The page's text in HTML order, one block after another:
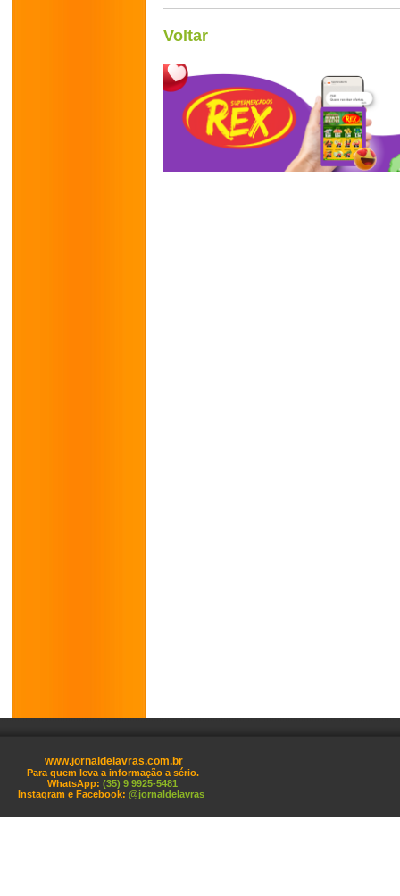
Voltar
www.jornaldelavras.com.br
Para quem leva a informação a sério.
WhatsApp: (35) 9 9925-5481
Instagram e Facebook: @jornaldelavras